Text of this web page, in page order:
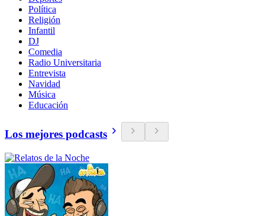
Política
Religión
Infantil
DJ
Comedia
Radio Universitaria
Entrevista
Navidad
Música
Educación
Los mejores podcasts